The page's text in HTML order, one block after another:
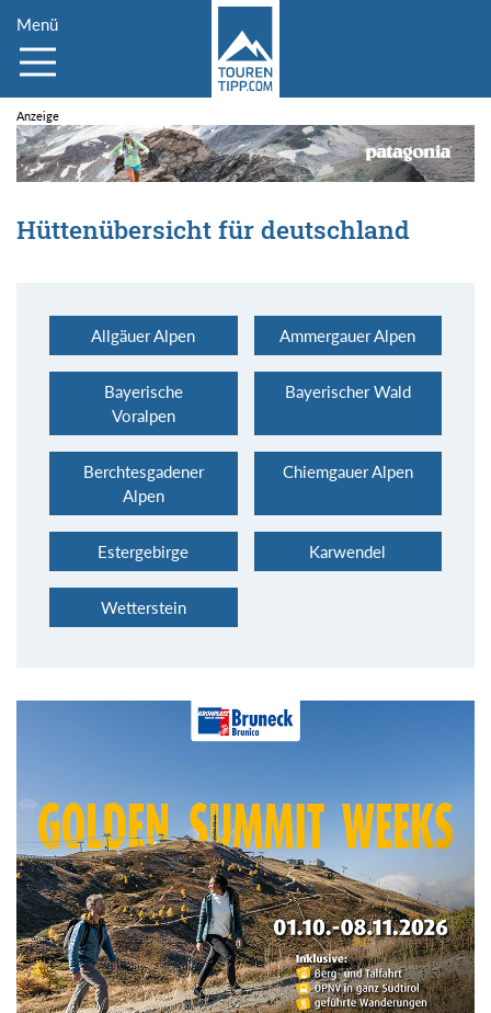
Menü
Hüttenübersicht für deutschland
Allgäuer Alpen Ammergauer Alpen
Bayerische
Voralpen
Bayerischer Wald
Berchtesgadener
Alpen
Chiemgauer Alpen
Estergebirge Karwendel
Wetterstein